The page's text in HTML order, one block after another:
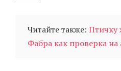
Читайте также: Птичку
Фабра как проверка на